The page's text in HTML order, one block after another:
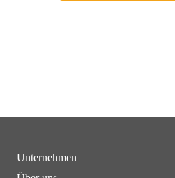
Unternehmen